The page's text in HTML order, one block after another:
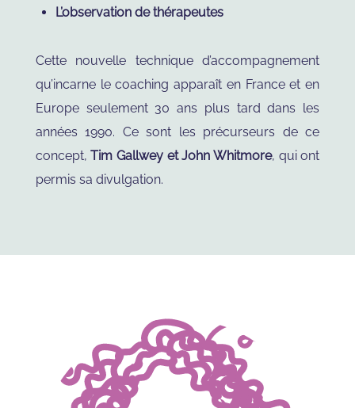
L’observation de thérapeutes
Cette nouvelle technique d’accompagnement
qu’incarne le coaching apparaît en France et en
Europe seulement 30 ans plus tard dans les
années 1990. Ce sont les précurseurs de ce
concept,Tim Gallwey et John Whitmore, qui ont
permis sa divulgation.